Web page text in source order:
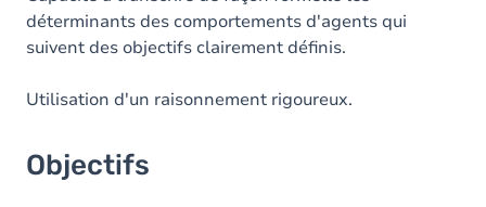
Table des matières
déterminants des comportements d'agents qui
suivent des objectifs clairement définis.
Utilisation d'un raisonnement rigoureux.
Objectifs